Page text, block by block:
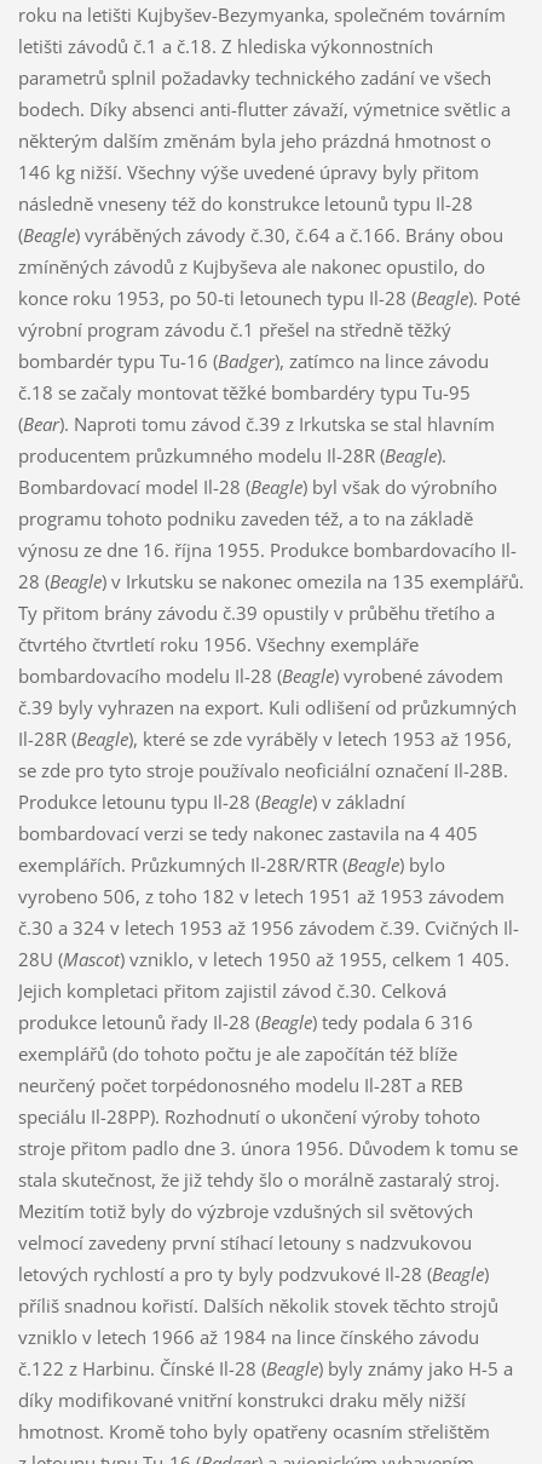
roku na letišti Kujbyšev-Bezymyanka, společném továrním
letišti závodů č.1 a č.18. Z hlediska výkonnostních
parametrů splnil požadavky technického zadání ve všech
bodech. Díky absenci anti-flutter závaží, výmetnice světlic a
některým dalším změnám byla jeho prázdná hmotnost o
146 kg nižší. Všechny výše uvedené úpravy byly přitom
následně vneseny též do konstrukce letounů typu Il-28
(Beagle) vyráběných závody č.30, č.64 a č.166. Brány obou
zmíněných závodů z Kujbyševa ale nakonec opustilo, do
konce roku 1953, po 50-ti letounech typu Il-28 (Beagle). Poté
výrobní program závodu č.1 přešel na středně těžký
bombardér typu Tu-16 (Badger), zatímco na lince závodu
č.18 se začaly montovat těžké bombardéry typu Tu-95
(Bear). Naproti tomu závod č.39 z Irkutska se stal hlavním
producentem průzkumného modelu Il-28R (Beagle).
Bombardovací model Il-28 (Beagle) byl však do výrobního
programu tohoto podniku zaveden též, a to na základě
výnosu ze dne 16. října 1955. Produkce bombardovacího Il-
28 (Beagle) v Irkutsku se nakonec omezila na 135 exemplářů.
Ty přitom brány závodu č.39 opustily v průběhu třetího a
čtvrtého čtvrtletí roku 1956. Všechny exempláře
bombardovacího modelu Il-28 (Beagle) vyrobené závodem
č.39 byly vyhrazen na export. Kuli odlišení od průzkumných
Il-28R (Beagle), které se zde vyráběly v letech 1953 až 1956,
se zde pro tyto stroje používalo neoficiální označení Il-28B.
Produkce letounu typu Il-28 (Beagle) v základní
bombardovací verzi se tedy nakonec zastavila na 4 405
exemplářích. Průzkumných Il-28R/RTR (Beagle) bylo
vyrobeno 506, z toho 182 v letech 1951 až 1953 závodem
č.30 a 324 v letech 1953 až 1956 závodem č.39. Cvičných Il-
28U (Mascot) vzniklo, v letech 1950 až 1955, celkem 1 405.
Jejich kompletaci přitom zajistil závod č.30. Celková
produkce letounů řady Il-28 (Beagle) tedy podala 6 316
exemplářů (do tohoto počtu je ale započítán též blíže
neurčený počet torpédonosného modelu Il-28T a REB
speciálu Il-28PP). Rozhodnutí o ukončení výroby tohoto
stroje přitom padlo dne 3. února 1956. Důvodem k tomu se
stala skutečnost, že již tehdy šlo o morálně zastaralý stroj.
Mezitím totiž byly do výzbroje vzdušných sil světových
velmocí zavedeny první stíhací letouny s nadzvukovou
letových rychlostí a pro ty byly podzvukové Il-28 (Beagle)
příliš snadnou kořistí. Dalších několik stovek těchto strojů
vzniklo v letech 1966 až 1984 na lince čínského závodu
č.122 z Harbinu. Čínské Il-28 (Beagle) byly známy jako H-5 a
díky modifikované vnitřní konstrukci draku měly nižší
hmotnost. Kromě toho byly opatřeny ocasním střelištěm